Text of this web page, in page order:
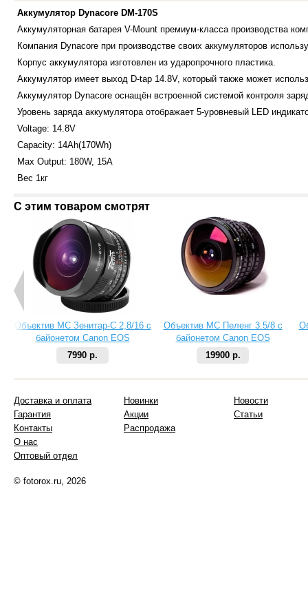
Аккумулятор Dynacore DM-170S
Аккумуляторная батарея V-Mount премиум-класса производства
Компания Dynacore при производстве своих аккумуляторов
Корпус аккумулятора изготовлен из ударопрочного пластика.
Аккумулятор имеет выход D-tap 14.8V, который также может
Аккумулятор Dynacore оснащён встроенной системой контроля
Уровень заряда аккумулятора отображает 5-уровневый LED
Voltage: 14.8V
Capacity: 14Ah(170Wh)
Max Output: 180W, 15A
Вес 1кг
С этим товаром смотрят
Объектив МС Зенитар-C 2,8/16 с
байонетом Canon EOS
7990 р.
Объектив МС Пеленг 3.5/8 с
байонетом Canon EOS
19900 р.
Доставка и оплата
Гарантия
Контакты
О нас
Оптовый отдел
Новинки
Акции
Распродажа
Новости
Статьи
© fotorox.ru, 2026